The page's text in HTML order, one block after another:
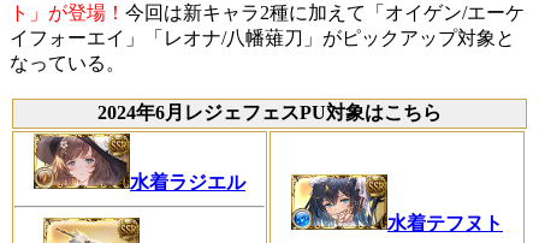
ト」が登場！ 今回は新キャラ2種に加えて「オイゲン/エーケ
イフォーエイ」「レオナ/八幡薙刀」がピックアップ対象と
なっている。
2024年6月レジェフェスPU対象はこちら
水着ラジエル
水着テフヌト